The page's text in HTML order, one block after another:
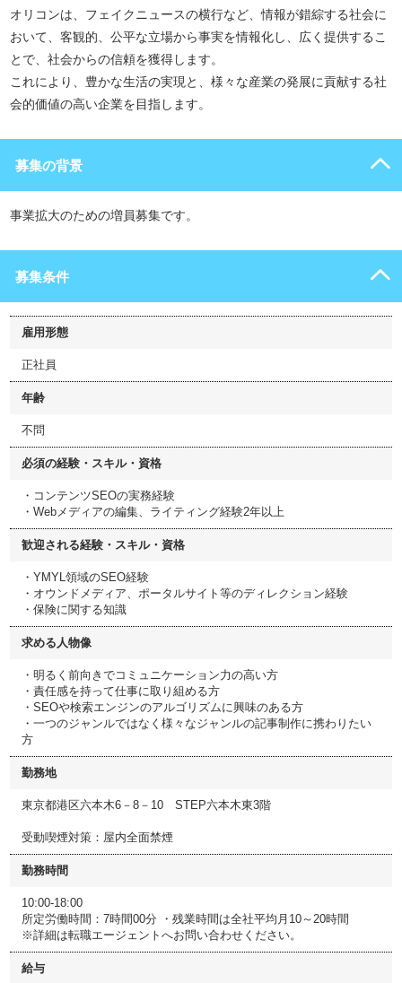
オリコンは、フェイクニュースの横行など、情報が錯綜する社会に
おいて、客観的、公平な立場から事実を情報化し、広く提供するこ
とで、社会からの信頼を獲得します。
これにより、豊かな生活の実現と、様々な産業の発展に貢献する社
会的価値の高い企業を目指します。
募集の背景
事業拡大のための増員募集です。
募集条件
雇用形態
正社員
年齢
不問
必須の経験・スキル・資格
・コンテンツSEOの実務経験
・Webメディアの編集、ライティング経験2年以上
歓迎される経験・スキル・資格
・YMYL領域のSEO経験
・オウンドメディア、ポータルサイト等のディレクション経験
・保険に関する知識
求める人物像
・明るく前向きでコミュニケーション力の高い方
・責任感を持って仕事に取り組める方
・SEOや検索エンジンのアルゴリズムに興味のある方
・一つのジャンルではなく様々なジャンルの記事制作に携わりたい
方
勤務地
東京都港区六本木6－8－10 STEP六本木東3階
受動喫煙対策：屋内全面禁煙
勤務時間
10:00-18:00
所定労働時間：7時間00分 ・残業時間は全社平均月10～20時間
※詳細は転職エージェントへお問い合わせください。
給与